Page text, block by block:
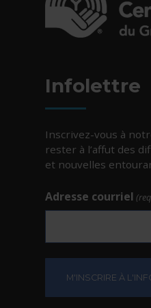
Infolettre
Inscrivez-vous à
rester à l’affut des
et nouvelles
Adresse courriel